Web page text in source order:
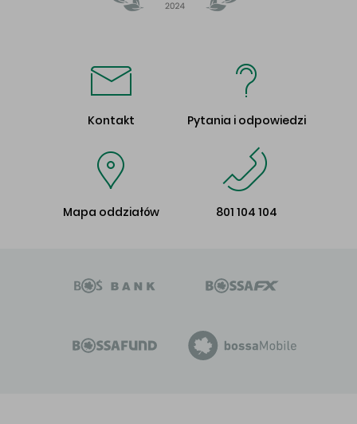
Kontakt Pytania i odpowiedzi
Mapa oddziałów 801 104 104